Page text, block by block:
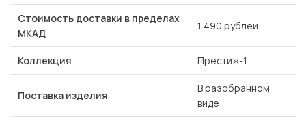
Стоимость доставки в пределах
МКАД
1 490 рублей
Коллекция Престиж-1
Поставка изделия
В разобранном
виде